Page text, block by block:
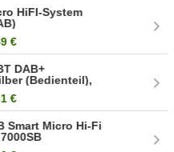
HiFI-System
€
DAB+
(Bedienteil),
€
Smart Micro Hi-Fi